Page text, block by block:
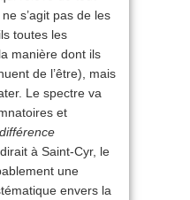
s’agit pas de les
toutes les
manière dont ils
de l’être), mais
Le spectre va
et
à Saint-Cyr, le
une
envers la